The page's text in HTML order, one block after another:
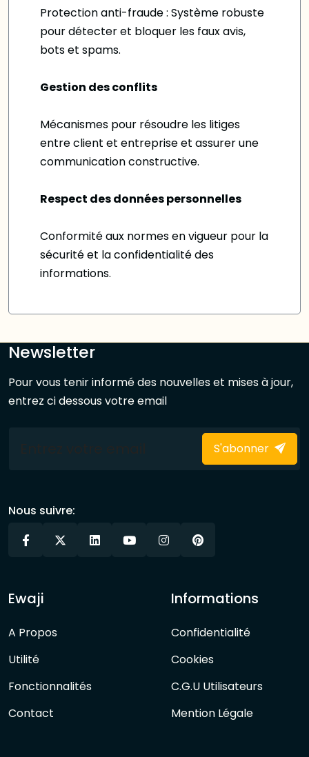
Protection anti-fraude : Système robuste
pour détecter et bloquer les faux avis,
bots et spams.
Gestion des conflits
Mécanismes pour résoudre les litiges
entre client et entreprise et assurer une
communication constructive.
Respect des données personnelles
Conformité aux normes en vigueur pour la
sécurité et la confidentialité des
informations.
Newsletter
Pour vous tenir informé des nouvelles et mises à jour,
entrez ci dessous votre email
S'abonner
Nous suivre:
Ewaji
A Propos
Utilité
Fonctionnalités
Contact
Informations
Confidentialité
Cookies
C.G.U Utilisateurs
Mention Légale